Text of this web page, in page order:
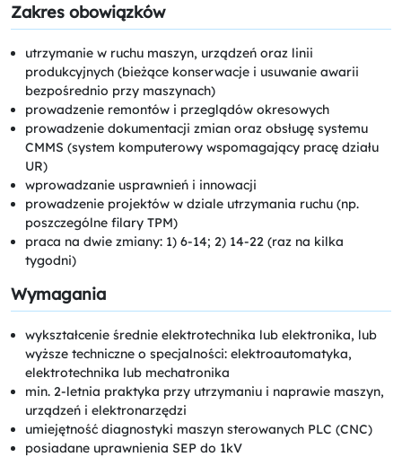
Zakres obowiązków
utrzymanie w ruchu maszyn, urządzeń oraz linii
produkcyjnych (bieżące konserwacje i usuwanie awarii
bezpośrednio przy maszynach)
prowadzenie remontów i przeglądów okresowych
prowadzenie dokumentacji zmian oraz obsługę systemu
CMMS (system komputerowy wspomagający pracę działu
UR)
wprowadzanie usprawnień i innowacji
prowadzenie projektów w dziale utrzymania ruchu (np.
poszczególne filary TPM)
praca na dwie zmiany: 1) 6-14; 2) 14-22 (raz na kilka
tygodni)
Wymagania
wykształcenie średnie elektrotechnika lub elektronika, lub
wyższe techniczne o specjalności: elektroautomatyka,
elektrotechnika lub mechatronika
min. 2-letnia praktyka przy utrzymaniu i naprawie maszyn,
urządzeń i elektronarzędzi
umiejętność diagnostyki maszyn sterowanych PLC (CNC)
posiadane uprawnienia SEP do 1kV